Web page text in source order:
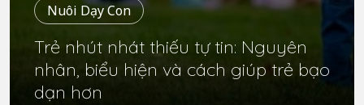
Nuôi Dạy Con
Trẻ nhút nhát thiếu tự tin: Nguyên
nhân, biểu hiện và cách giúp trẻ bạo
dạn hơn